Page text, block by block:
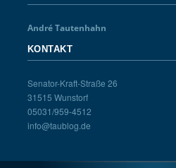
André Tautenhahn
KONTAKT
Senator-Kraft-Straße 26
31515 Wunstorf
05031/959-4512
info@taublog.de